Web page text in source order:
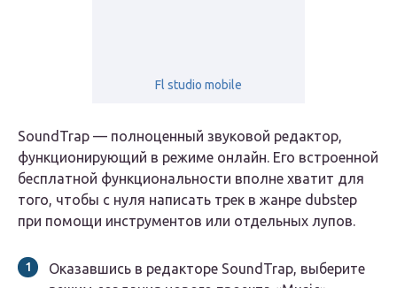
Fl studio mobile
SoundTrap — полноценный звуковой редактор,
функционирующий в режиме онлайн. Его встроенной
бесплатной функциональности вполне хватит для
того, чтобы с нуля написать трек в жанре dubstep
при помощи инструментов или отдельных лупов.
Оказавшись в редакторе SoundTrap, выберите